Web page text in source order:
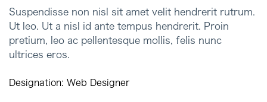
Suspendisse non nisl sit amet velit hendrerit rutrum.
Ut leo. Ut a nisl id ante tempus hendrerit. Proin
pretium, leo ac pellentesque mollis, felis nunc
ultrices eros.
Designation: Web Designer